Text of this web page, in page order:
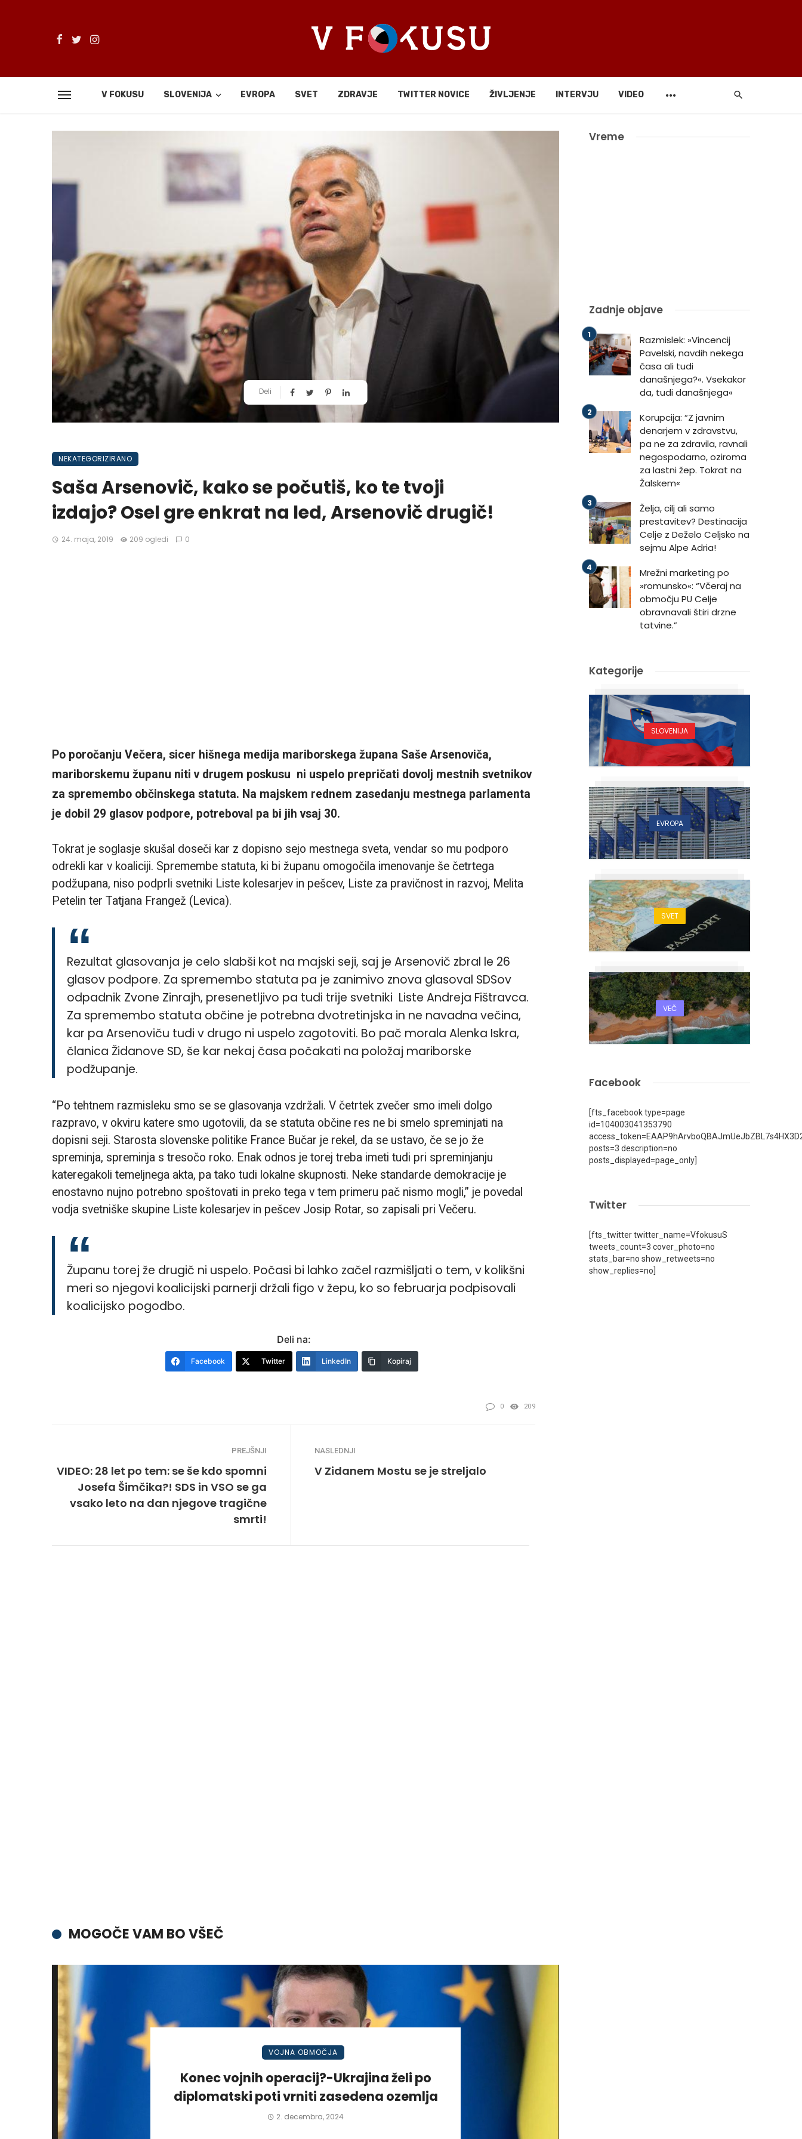
V FOKUSU SLOVENIJA EVROPA SVET ZDRAVJE TWITTER NOVICE ŽIVLJENJE INTERVJU VIDEO
Deli
NEKATEGORIZIRANO
Saša Arsenovič, kako se počutiš, ko te tvoji
izdajo? Osel gre enkrat na led, Arsenovič drugič!
24. maja, 2019 209 ogledi 0
Po poročanju Večera, sicer hišnega medija mariborskega župana Saše Arsenoviča,
mariborskemu županu niti v drugem poskusu ni uspelo prepričati dovolj mestnih svetnikov
za spremembo občinskega statuta. Na majskem rednem zasedanju mestnega parlamenta
je dobil 29 glasov podpore, potreboval pa bi jih vsaj 30.
Tokrat je soglasje skušal doseči kar z dopisno sejo mestnega sveta, vendar so mu podporo
odrekli kar v koaliciji. Spremembe statuta, ki bi županu omogočila imenovanje še četrtega
podžupana, niso podprli svetniki Liste kolesarjev in pešcev, Liste za pravičnost in razvoj, Melita
Petelin ter Tatjana Frangež (Levica).
Rezultat glasovanja je celo slabši kot na majski seji, saj je Arsenovič zbral le 26
glasov podpore. Za spremembo statuta pa je zanimivo znova glasoval SDSov
odpadnik Zvone Zinrajh, presenetljivo pa tudi trije svetniki Liste Andreja Fištravca.
Za spremembo statuta občine je potrebna dvotretinjska in ne navadna večina,
kar pa Arsenoviču tudi v drugo ni uspelo zagotoviti. Bo pač morala Alenka Iskra,
članica Židanove SD, še kar nekaj časa počakati na položaj mariborske
podžupanje.
“Po tehtnem razmisleku smo se se glasovanja vzdržali. V četrtek zvečer smo imeli dolgo
razpravo, v okviru katere smo ugotovili, da se statuta občine res ne bi smelo spreminjati na
dopisni seji. Starosta slovenske politike France Bučar je rekel, da se ustavo, če se jo že
spreminja, spreminja s tresočo roko. Enak odnos je torej treba imeti tudi pri spreminjanju
kateregakoli temeljnega akta, pa tako tudi lokalne skupnosti. Neke standarde demokracije je
enostavno nujno potrebno spoštovati in preko tega v tem primeru pač nismo mogli,” je povedal
vodja svetniške skupine Liste kolesarjev in pešcev Josip Rotar, so zapisali pri Večeru.
Županu torej že drugič ni uspelo. Počasi bi lahko začel razmišljati o tem, v kolikšni
meri so njegovi koalicijski parnerji držali figo v žepu, ko so februarja podpisovali
koalicijsko pogodbo.
Deli na:
Facebook Twitter LinkedIn Kopiraj
0 209
PREJŠNJI
VIDEO: 28 let po tem: se še kdo spomni
Josefa Šimčika?! SDS in VSO se ga
vsako leto na dan njegove tragične
smrti!
NASLEDNJI
V Zidanem Mostu se je streljalo
MOGOČE VAM BO VŠEČ
VOJNA OBMOČJA
Konec vojnih operacij?-Ukrajina želi po
diplomatski poti vrniti zasedena ozemlja
2. decembra, 2024
Vreme
Zadnje objave
Razmislek: »Vincencij
Pavelski, navdih nekega
časa ali tudi
današnjega?«. Vsekakor
da, tudi današnjega«
Korupcija: “Z javnim
denarjem v zdravstvu,
pa ne za zdravila, ravnali
negospodarno, oziroma
za lastni žep. Tokrat na
Žalskem«
Želja, cilj ali samo
prestavitev? Destinacija
Celje z Deželo Celjsko na
sejmu Alpe Adria!
Mrežni marketing po
»romunsko«: “Včeraj na
območju PU Celje
obravnavali štiri drzne
tatvine.”
Kategorije
SLOVENIJA
EVROPA
SVET
VEČ
Facebook
[fts_facebook type=page
id=104003041353790
posts=3 description=no
posts_displayed=page_only]
Twitter
[fts_twitter twitter_name=VfokusuS
tweets_count=3 cover_photo=no
stats_bar=no show_retweets=no
show_replies=no]